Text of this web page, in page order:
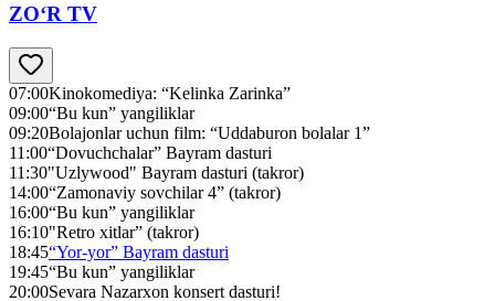
ZO‘R TV
07:00Kinokomediya: “Kelinka Zarinka”
09:00“Bu kun” yangiliklar
09:20Bolajonlar uchun film: “Uddaburon bolalar 1”
11:00“Dovuchchalar” Bayram dasturi
11:30"Uzlywood" Bayram dasturi (takror)
14:00“Zamonaviy sovchilar 4” (takror)
16:00“Bu kun” yangiliklar
16:10"Retro xitlar” (takror)
18:45“Yor-yor” Bayram dasturi
19:45“Bu kun” yangiliklar
20:00Sevara Nazarxon konsert dasturi!